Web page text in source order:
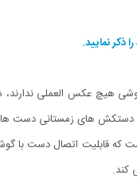
نمایید.
هیچ عکس العملی
های زمستانی دست ها را
که قابلیت اتصال دست با
کند.